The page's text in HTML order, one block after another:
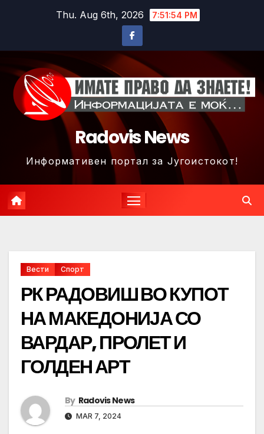
Thu. Aug 6th, 2026 7:51:56 PM
Radovis News
Информативен портал за Југоистокот!
Вести Спорт
РК РАДОВИШ ВО КУПОТ
НА МАКЕДОНИЈА СО
ВАРДАР, ПРОЛЕТ И
ГОЛДЕН АРТ
By Radovis News
MAR 7, 2024